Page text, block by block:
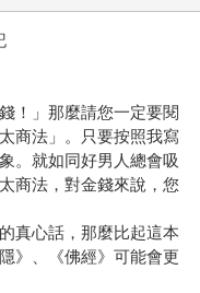
」那麼請您一定要閱
商法」。只要按照我寫
。就如同好男人總會吸
商法，對金錢來說，您
心話，那麼比起這本
》、《佛經》可能會更